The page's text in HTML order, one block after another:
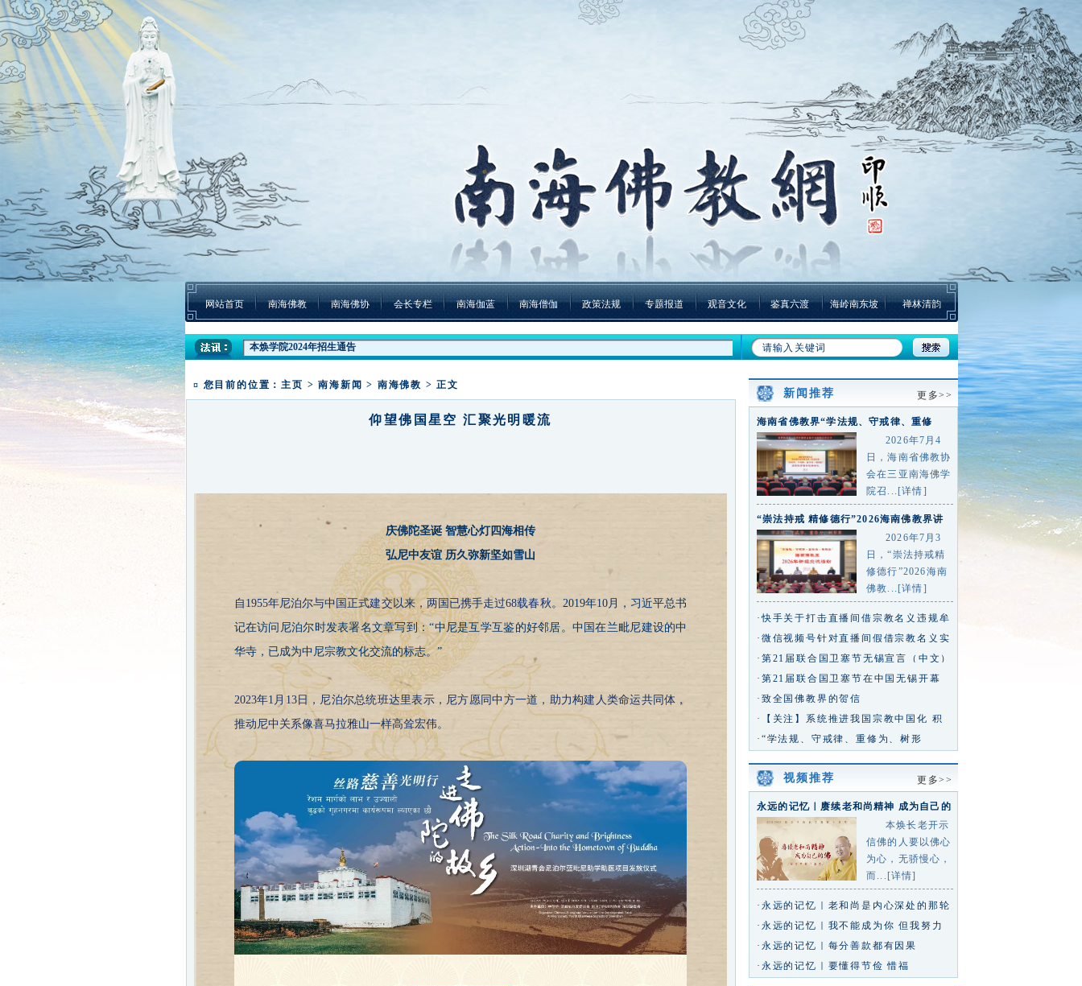
网站首页 南海佛教 南海佛协 会长专栏 南海伽蓝 南海僧伽 政策法规 专题报道 观音文化 鉴真六渡 海岭南东坡 禅林清韵
一粥一香甜 一年一团圆|释迦牟尼佛成道日弘法寺举办腊八福粥
盛世钟鸣 祈福五洲|深圳弘法寺举行2025新年鸣钟祈福活动
本焕学院2024年招生通告
¤ 您目前的位置：主页 >南海新闻 > 南海佛教 > 正文
仰望佛国星空 汇聚光明暖流
庆佛陀圣诞 智慧心灯四海相传
弘尼中友谊 历久弥新坚如雪山
自1955年尼泊尔与中国正式建交以来，两国已携手走过68载春秋。 2019年10月，习近平总书
记在访问尼泊尔时发表署名文章写到：“中尼是互学互鉴的好邻居。中国在兰毗尼建设的中
华寺，已成为中尼宗教文化交流的标志。”
2023年1月13日，尼泊尔总统班达里表示，尼方愿同中方一道，助力构建人类命运共同体，
推动尼中关系像喜马拉雅山一样高耸宏伟。
新闻推荐 更多>>
海南省佛教界“学法规、守戒律、重修
为、树形象”主题教育活动总2026年7月4
日，海南省佛教协
会在三亚南海佛学
院召...[详情]
“崇法持戒 精修德行”2026海南佛教界讲
经交流活动在三亚
2026年7月3
日，“崇法持戒精
修德行”2026海南
佛教...[详情]
·快手关于打击直播间借宗教名义违规牟
利行为的专项治理公告
·微信视频号针对直播间假借宗教名义实
施违规行为的治理公告
·第21届联合国卫塞节无锡宣言（中文）
·第21届联合国卫塞节在中国无锡开幕
王沪宁致信祝贺
·致全国佛教界的贺信
·【关注】系统推进我国宗教中国化 积
极引导宗教与社会主义社会相
·“学法规、守戒律、重修为、树形
象”——2026年海南省佛教界执事
视频推荐 更多>>
永远的记忆｜赓续老和尚精神 成为自己的
佛
本焕长老开示
信佛的人要以佛心
为心，无骄慢心，
而...[详情]
·永远的记忆｜老和尚是内心深处的那轮
红日
·永远的记忆｜我不能成为你 但我努力
靠近你
·永远的记忆｜每分善款都有因果
·永远的记忆｜要懂得节俭 惜福